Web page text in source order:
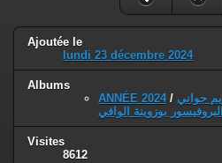
Ajoutée le
lundi 23 décembre 2024
Albums
ANNÉE 2024/ جواني
بوزوينة الوافي
Visites
8612